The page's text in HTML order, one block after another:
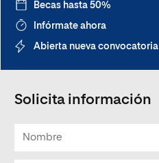
Becas hasta 50%
Infórmate ahora
Abierta nueva convocatoria
Solicita información